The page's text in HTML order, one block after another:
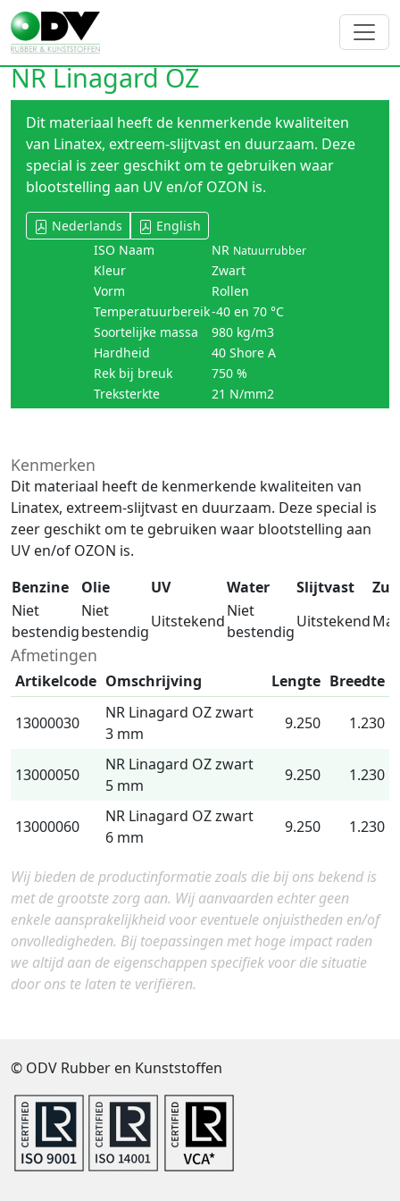
NR Linagard OZ
Dit materiaal heeft de kenmerkende kwaliteiten
van Linatex, extreem-slijtvast en duurzaam. Deze
special is zeer geschikt om te gebruiken waar
blootstelling aan UV en/of OZON is.
Nederlands
English
ISO Naam
NR Natuurrubber
Kleur
Zwart
Vorm
Rollen
Temperatuurbereik-40 en 70 °C
Soortelijke massa
980 kg/m3
Hardheid
40 Shore A
Rek bij breuk
750 %
Treksterkte
21 N/mm2
Kenmerken
Dit materiaal heeft de kenmerkende kwaliteiten van
Linatex, extreem-slijtvast en duurzaam. Deze special is
zeer geschikt om te gebruiken waar blootstelling aan
UV en/of OZON is.
Benzine
Olie UV Water Slijtvast
Niet
bestendig
Niet
bestendig
Uitstekend
Niet
bestendig
Uitstekend
Afmetingen
Artikelcode Omschrijving Lengte Breedte
13000030
NR Linagard OZ zwart
3 mm
9.250 1.230
13000050
NR Linagard OZ zwart
5 mm
9.250 1.230
13000060
NR Linagard OZ zwart
6 mm
9.250 1.230
Wij bieden de productinformatie zoals die bij ons bekend is
met de grootste zorg aan. Wij aanvaarden echter geen
enkele aansprakelijkheid voor eventuele onjuistheden en/of
onvolledigheden. Bij toepassingen met hoge impact raden
we altijd aan de eigenschappen specifiek voor die situatie
door ons te laten te verifiëren.
© ODV Rubber en Kunststoffen